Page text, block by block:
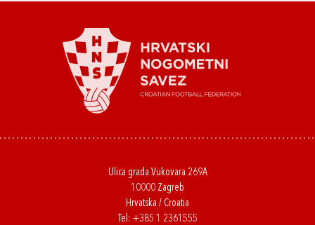
Ulica grada Vukovara 269A
10000 Zagreb
Hrvatska / Croatia
Tel: +385 1 2361555